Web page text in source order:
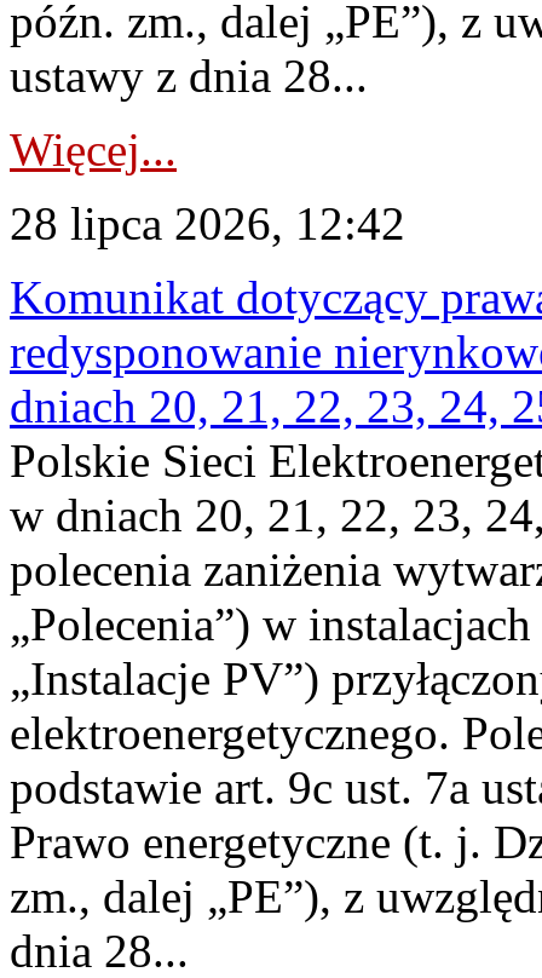
późn. zm., dalej „PE”), z
ustawy z dnia 28...
Więcej...
28 lipca 2026, 12:42
Komunikat dotyczący
redysponowanie
dniach 20, 21, 22, 23, 24,
Polskie Sieci
w dniach 20, 21, 22, 23,
polecenia zaniżenia
„Polecenia”) w
„Instalacje PV”)
elektroenergetycznego.
podstawie art. 9c ust. 7a
Prawo energetyczne (t. j.
zm., dalej „PE”), z
dnia 28...